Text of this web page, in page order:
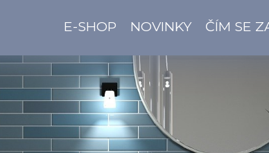
E-SHOP NOVINKY ČÍM SE